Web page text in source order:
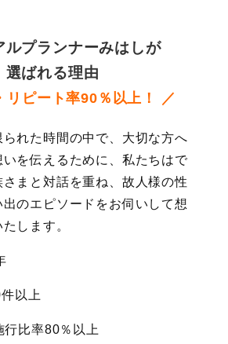
ルプランナーみはしが
選ばれる理由
リピート率90％以上！ ／
れた時間の中で、大切な方へ
いを伝えるために、私たちはで
さまと対話を重ね、故人様の性
のエピソードをお伺いして想
します。
以上
行比率80％以上